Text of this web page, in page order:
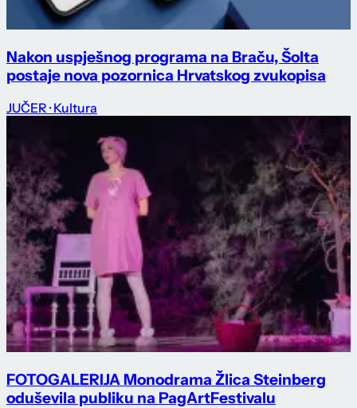
Nakon uspješnog programa na Braču, Šolta
postaje nova pozornica Hrvatskog zvukopisa
JUČER · Kultura
FOTOGALERIJA Monodrama Žlica Steinberg
oduševila publiku na PagArtFestivalu